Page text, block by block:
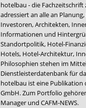
hotelbau - die
adressiert an alle an
Investoren, Architekten,
Informationen und
Standortpolitik, Hotel-
Hotels, Hotel-Architektur,
Philosophien stehen im
Dienstleisterdatenbank für
hotelbau ist eine Publikation
GmbH. Zum Portfolio
Manager und CAFM-NEWS.